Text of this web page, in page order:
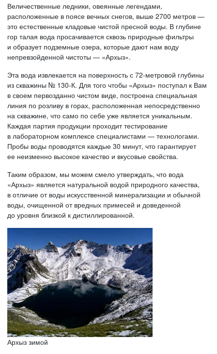
Величественные ледники, овеянные легендами,
расположенные в поясе вечных снегов, выше 2700 метров —
это естественные кладовые чистой пресной воды. В глубине
гор талая вода просачивается сквозь природные фильтры
и образует подземные озера, которые дают нам воду
непревзойденной чистоты — «Архыз».
Эта вода извлекается на поверхность с 72-метровой глубины
из скважины № 130-К. Для того чтобы «Архыз» поступал к Вам
в своем первозданно чистом виде, построена специальная
линия по розливу в горах, расположенная непосредственно
на скважине, что само по себе уже является уникальным.
Каждая партия продукции проходит тестирование
в лабораторном комплексе специалистами — технологами.
Пробы воды проводятся каждые 30 минут, что гарантирует
ее неизменно высокое качество и вкусовые свойства.
Таким образом, мы можем смело утверждать, что вода
«Архыз» является натуральной водой природного качества,
в отличие от воды искусственной минерализации и обычной
воды, очищенной от вредных примесей и доведенной
до уровня близкой к дистиллированной.
Архыз зимой